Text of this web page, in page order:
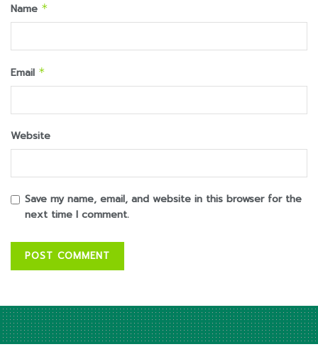
Name *
Email *
Website
Save my name, email, and website in this browser for the
next time I comment.